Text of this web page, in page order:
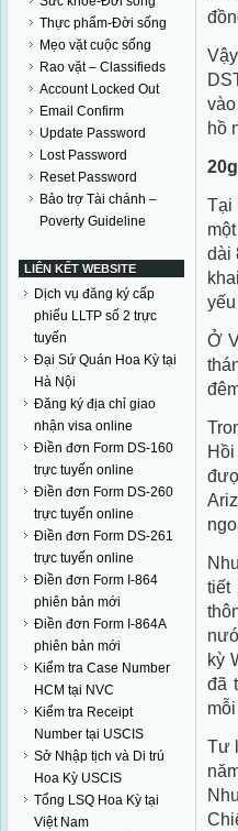
Thực phẩm-Đời sống
Mẹo vặt cuộc sống
Rao vặt – Classifieds
Account Locked Out
Email Confirm
Update Password
Lost Password
Reset Password
Bảo trợ Tài chánh –
Poverty Guideline
LIÊN KẾT WEBSITE
Dịch vụ đăng ký cấp
phiếu LLTP số 2 trực
tuyến
Đại Sứ Quán Hoa Kỳ tại
Hà Nội
Đăng ký địa chỉ giao
nhận visa online
Điền đơn Form DS-160
trực tuyến online
Điền đơn Form DS-260
trực tuyến online
Điền đơn Form DS-261
trực tuyến online
Điền đơn Form I-864
phiên bản mới
Điền đơn Form I-864A
phiên bản mới
Kiểm tra Case Number
HCM tại NVC
Kiểm tra Receipt
Number tại USCIS
Sở Nhập tịch và Di trú
Hoa Kỳ USCIS
Tổng LSQ Hoa Kỳ tại
Việt Nam
hồ
Tại
dài
Ở
tiết
kỳ
đã
Tư